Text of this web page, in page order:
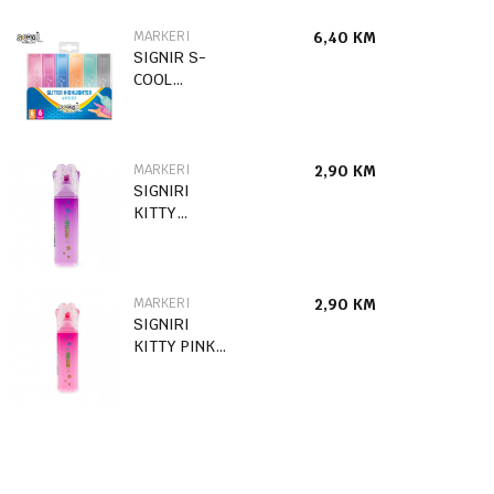
MARKERI
SIGNIR S-
COOL
6,40 KM
MARKERI
SIGNIRI
KITTY
2,90 KM
MARKERI
SIGNIRI
KITTY PINK
2,90 KM